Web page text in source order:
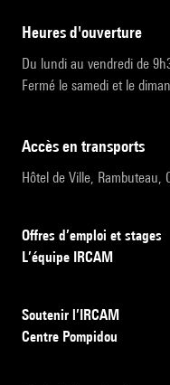
heures d'ouverture
Du lundi au vendredi de
Fermé le samedi et le
accès en transports
Hôtel de Ville, Rambuteau,
Offres d’emploi et stages
L’équipe IRCAM
Soutenir l’IRCAM
Centre Pompidou